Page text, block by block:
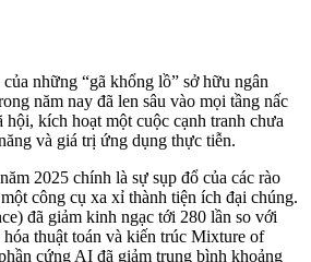
những “gã khổng lồ” sở hữu ngân
năm nay đã len sâu vào mọi tầng nấc
hội, kích hoạt một cuộc cạnh tranh chưa
và giá trị ứng dụng thực tiễn.
2025 chính là sự sụp đổ của các rào
công cụ xa xỉ thành tiện ích đại chúng.
đã giảm kinh ngạc tới 280 lần so với
thuật toán và kiến trúc Mixture of
cứng AI đã giảm trung bình khoảng